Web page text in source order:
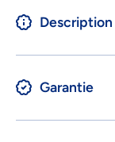
Description
Garantie